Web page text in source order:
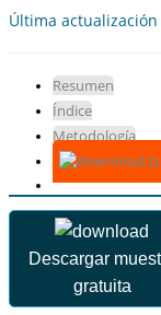
Última
Resumen
Índice
Metodología
Descargar
gratuita